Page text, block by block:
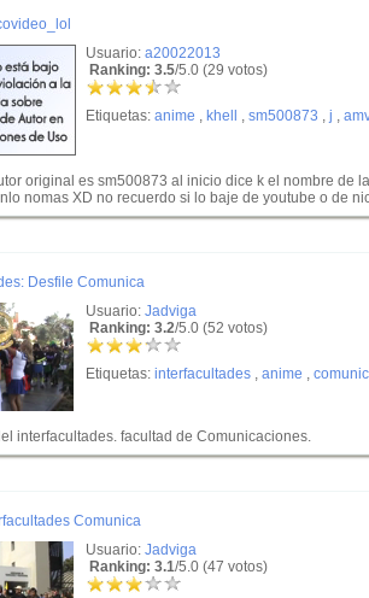
Usuario: a20022013
Ranking: 3.5/5.0 (29 votos)
Etiquetas: anime , khell , sm500873 , j ,
original es sm500873 al inicio dice k el nombre de
nomas XD no recuerdo si lo baje de youtube o de
Desfile Comunica
Usuario: Jadviga
Ranking: 3.2/5.0 (52 votos)
Etiquetas: interfacultades , anime ,
interfacultades. facultad de Comunicaciones.
Comunica
Usuario: Jadviga
Ranking: 3.1/5.0 (47 votos)